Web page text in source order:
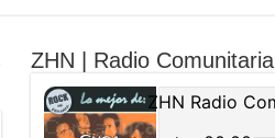
ZHN | Radio Comunitaria